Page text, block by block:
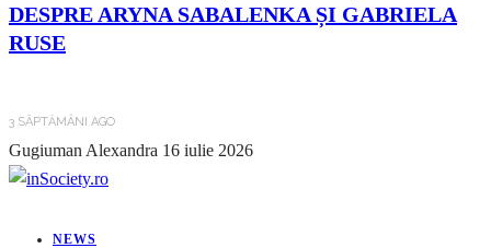
DESPRE ARYNA SABALENKA ȘI GABRIELA
RUSE
3 SĂPTĂMÂNI AGO
Gugiuman Alexandra 16 iulie 2026
NEWS